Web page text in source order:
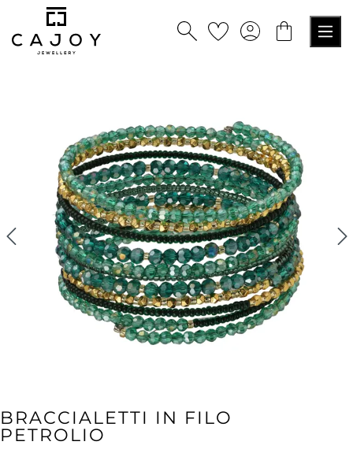
principale
BRACCIALETTI IN FILO
PETROLIO